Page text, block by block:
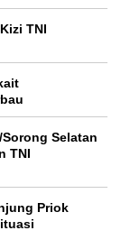
TNI
Sorong Selatan
TNI
Priok